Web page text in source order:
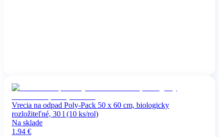
Vrecia na odpad Poly-Pack 50 x 60 cm, biologicky
rozložiteľné, 30 l (10 ks/rol)
Na sklade
1.94 €